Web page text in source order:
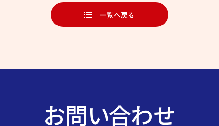
一覧へ戻る
お問い合わせ